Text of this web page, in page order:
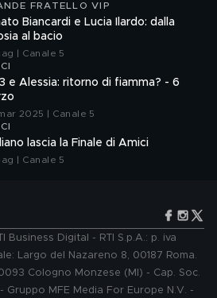
FRATELLO VIP
Biancardi e Lucia Ilardo: dalla
al bacio
| Canale 5
e Alessia: ritorno di fiamma? - 6
2025 | Canale 5
lascia la Finale di Amici
| Canale 5
Business Digital - RTI S.p.A.: p. iva
Largo del Nazareno 8, 00187 Roma.
Cologno Monzese (MI) - Cap. Soc.
MFE Media For Europe N.V. -